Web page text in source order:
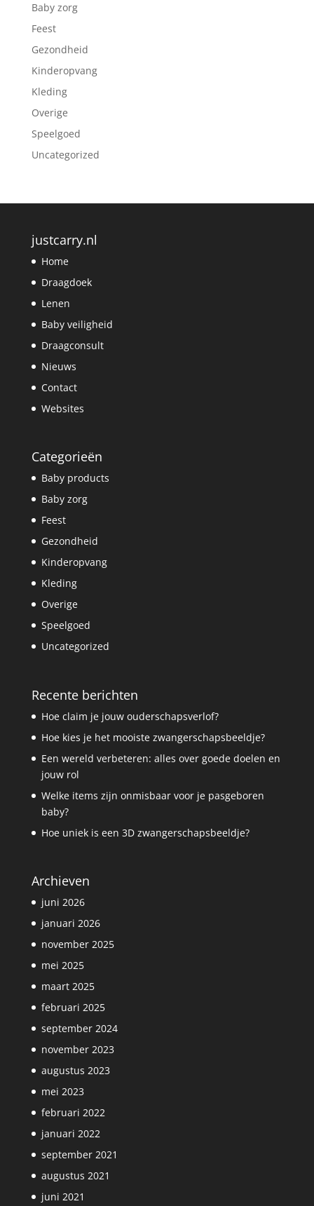
Baby zorg
Feest
Gezondheid
Kinderopvang
Kleding
Overige
Speelgoed
Uncategorized
justcarry.nl
Home
Draagdoek
Lenen
Baby veiligheid
Draagconsult
Nieuws
Contact
Websites
Categorieën
Baby products
Baby zorg
Feest
Gezondheid
Kinderopvang
Kleding
Overige
Speelgoed
Uncategorized
Recente berichten
Hoe claim je jouw ouderschapsverlof?
Hoe kies je het mooiste zwangerschapsbeeldje?
Een wereld verbeteren: alles over goede doelen en
jouw rol
Welke items zijn onmisbaar voor je pasgeboren
baby?
Hoe uniek is een 3D zwangerschapsbeeldje?
Archieven
juni 2026
januari 2026
november 2025
mei 2025
maart 2025
februari 2025
september 2024
november 2023
augustus 2023
mei 2023
februari 2022
januari 2022
september 2021
augustus 2021
juni 2021